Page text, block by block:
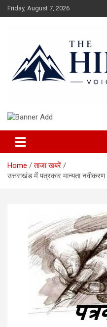
Skip
to
Friday, August 7, 2026
The Hillpost
Home
ताजा खबरें
उत्तराखंड में पत्रकार मान्यता